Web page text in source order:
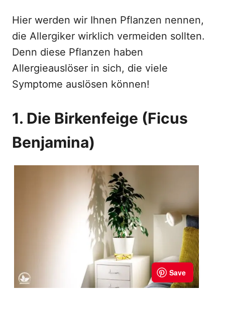
Hier werden wir Ihnen Pflanzen nennen,
die Allergiker wirklich vermeiden sollten.
Denn diese Pflanzen haben
Allergieauslöser in sich, die viele
Symptome auslösen können!
1. Die Birkenfeige (Ficus
Benjamina)